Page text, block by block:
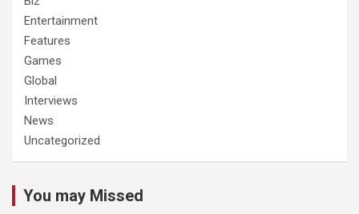
Entertainment
Features
Games
Global
Interviews
News
Uncategorized
You may Missed